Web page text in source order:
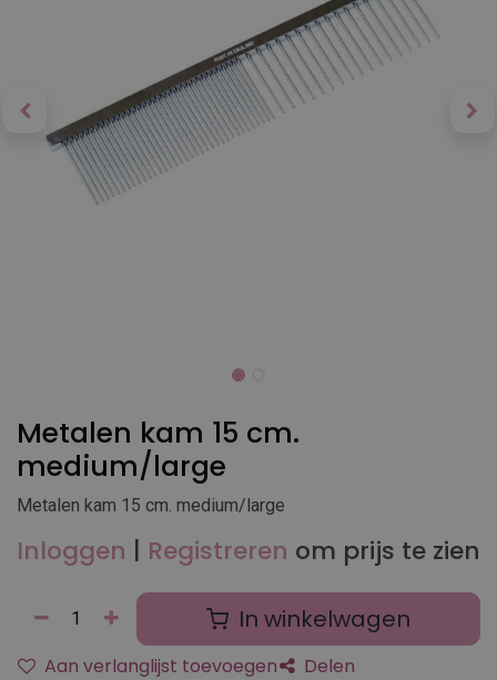
Metalen kam 15 cm.
medium/large
Metalen kam 15 cm. medium/large
Inloggen | Registreren om prijs te zien
In winkelwagen
Aan verlanglijst toevoegen Delen